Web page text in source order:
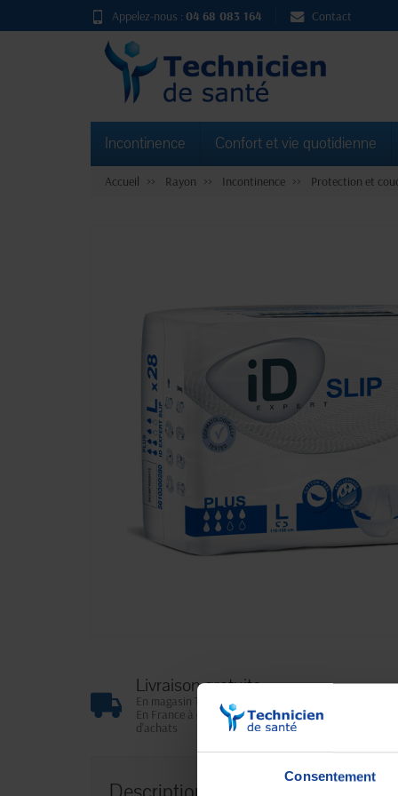
Consentement
Appelez-nous : 04 68 083 164 Contact
Incontinence Confort et vie quotidienne
Accueil Rayon Incontinence Protection et
Livraison gratuite
En magasin Technicien de santé
En France à domicile à partir de 99€
d'achats